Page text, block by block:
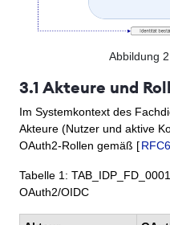
Abbildung 2
3.1 Akteure und
Im Systemkontext des
Akteure (Nutzer und aktive
OAuth2-Rollen gemäß [
Tabelle 1 :
OAuth2/OIDC